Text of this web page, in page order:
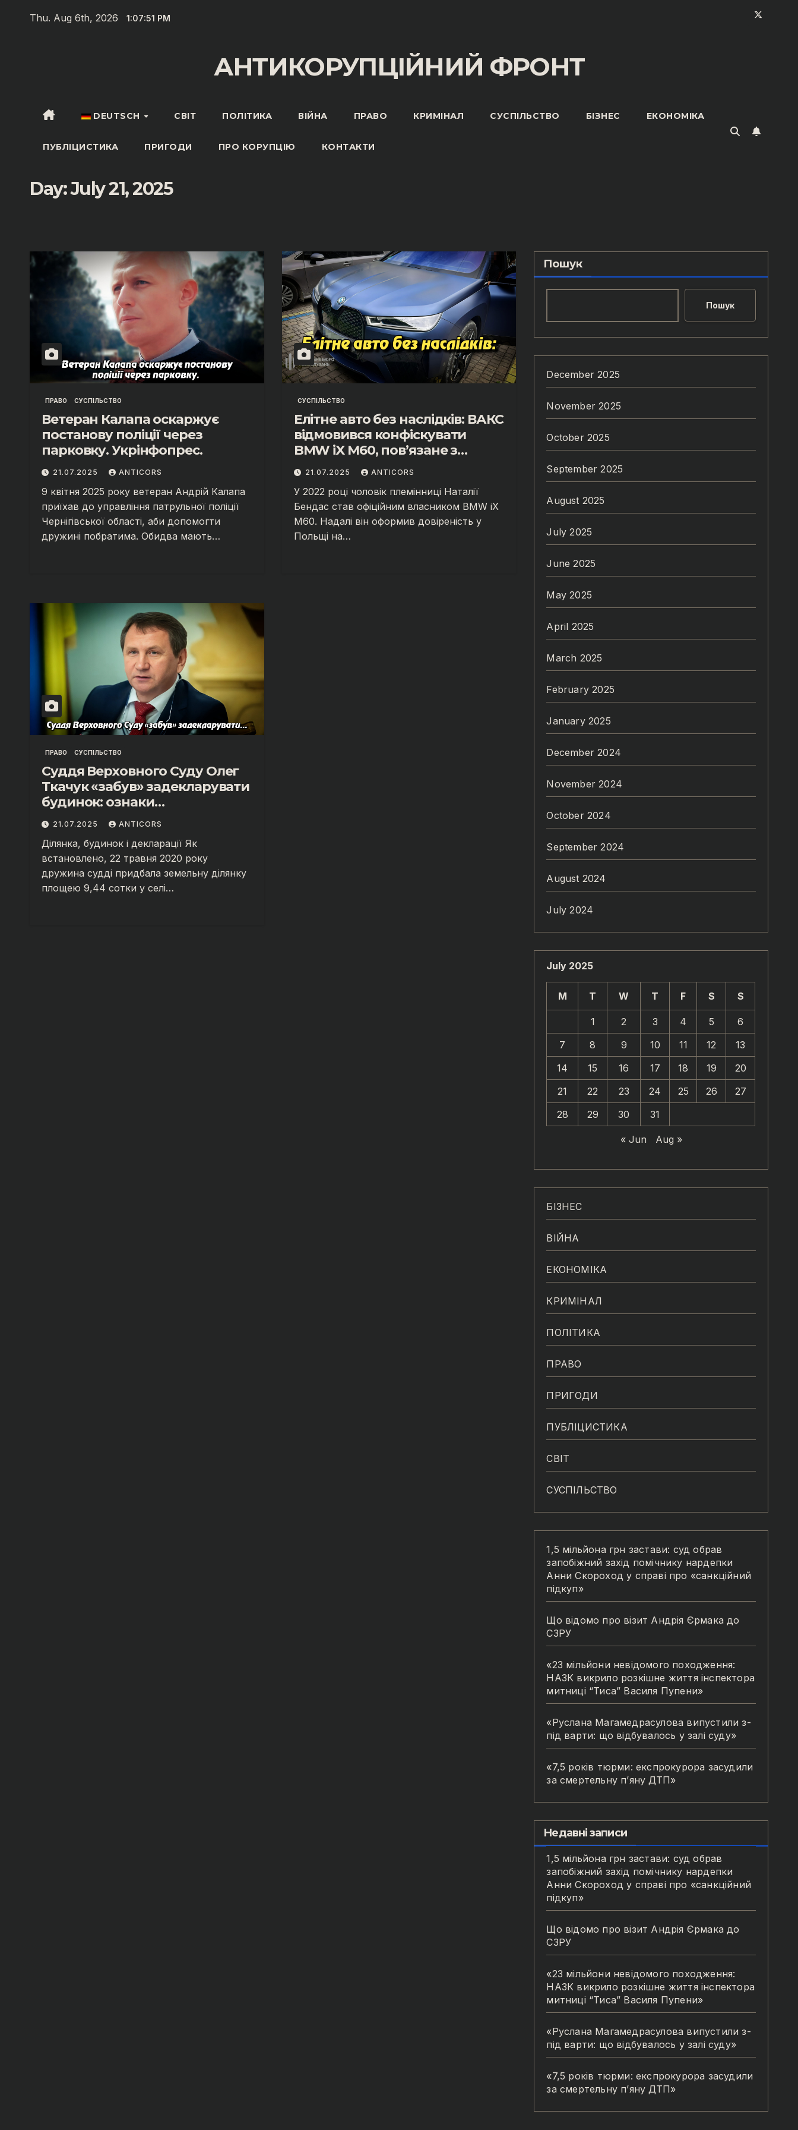
Thu. Aug 6th, 2026 1:07:52 PM
АНТИКОРУПЦІЙНИЙ ФРОНТ
DEUTSCH СВІТ ПОЛІТИКА ВІЙНА ПРАВО КРИМІНАЛ СУСПІЛЬСТВО БІЗНЕС ЕКОНОМІКА
ПУБЛІЦИСТИКА ПРИГОДИ ПРО КОРУПЦІЮ КОНТАКТИ
Day:July 21, 2025
ПРАВО СУСПІЛЬСТВО
Ветеран Калапа оскаржує
постанову поліції через
парковку. Укрінфопрес.
21.07.2025 ANTICORS
9 квітня 2025 року ветеран Андрій Калапа
приїхав до управління патрульної поліції
Чернігівської області, аби допомогти
дружині побратима. Обидва мають…
СУСПІЛЬСТВО
Елітне авто без наслідків: ВАКС
відмовився конфіскувати
BMW iX M60, пов’язане з
ексчиновницею ДПС Наталією
Бендас?
21.07.2025 ANTICORS
У 2022 році чоловік племінниці Наталії
Бендас став офіційним власником BMW iX
M60. Надалі він оформив довіреність у
Польщі на…
ПРАВО СУСПІЛЬСТВО
Суддя Верховного Суду Олег
Ткачук «забув» задекларувати
будинок: ознаки
кримінального
правопорушення?
21.07.2025 ANTICORS
Ділянка, будинок і декларації Як
встановлено, 22 травня 2020 року
дружина судді придбала земельну ділянку
площею 9,44 сотки у селі…
Пошук
Пошук
December 2025
November 2025
October 2025
September 2025
August 2025
July 2025
June 2025
May 2025
April 2025
March 2025
February 2025
January 2025
December 2024
November 2024
October 2024
September 2024
August 2024
July 2024
July 2025
M T W T F S S
1 2 3 4 5
6
7
8 9 10 11 12
13
14
15 16 17 18 19
20
21
22 23 24 25 26
27
28
29 30 31
« Jun Aug »
БІЗНЕС
ВІЙНА
ЕКОНОМІКА
КРИМІНАЛ
ПОЛІТИКА
ПРАВО
ПРИГОДИ
ПУБЛІЦИСТИКА
СВІТ
СУСПІЛЬСТВО
1,5 мільйона грн застави: суд обрав
запобіжний захід помічнику нардепки
Анни Скороход у справі про «санкційний
підкуп»
Що відомо про візит Андрія Єрмака до
СЗРУ
«23 мільйони невідомого походження:
НАЗК викрило розкішне життя інспектора
митниці “Тиса” Василя Пупени»
«Руслана Магамедрасулова випустили з-
під варти: що відбувалось у залі суду»
«7,5 років тюрми: експрокурора засудили
за смертельну п’яну ДТП»
Недавні записи
1,5 мільйона грн застави: суд обрав
запобіжний захід помічнику нардепки
Анни Скороход у справі про «санкційний
підкуп»
Що відомо про візит Андрія Єрмака до
СЗРУ
«23 мільйони невідомого походження:
НАЗК викрило розкішне життя інспектора
митниці “Тиса” Василя Пупени»
«Руслана Магамедрасулова випустили з-
під варти: що відбувалось у залі суду»
«7,5 років тюрми: експрокурора засудили
за смертельну п’яну ДТП»